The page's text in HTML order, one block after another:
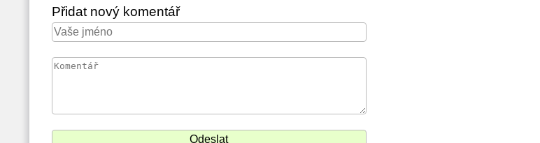
Přidat nový komentář